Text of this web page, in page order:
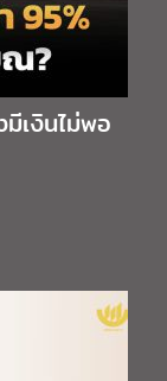
เงินไม่พอ